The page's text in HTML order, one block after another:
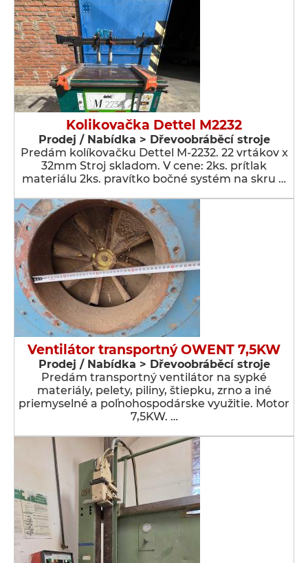
Kolikovačka Dettel M2232
Prodej / Nabídka > Dřevoobráběcí stroje
Predám kolíkovačku Dettel M-2232. 22 vrtákov x
32mm Stroj skladom. V cene: 2ks. prítlak
materiálu 2ks. pravítko bočné systém na skru …
Ventilátor transportný OWENT 7,5KW
Prodej / Nabídka > Dřevoobráběcí stroje
Predám transportný ventilátor na sypké
materiály, pelety, piliny, štiepku, zrno a iné
priemyselné a poľnohospodárske využitie. Motor
7,5KW. …